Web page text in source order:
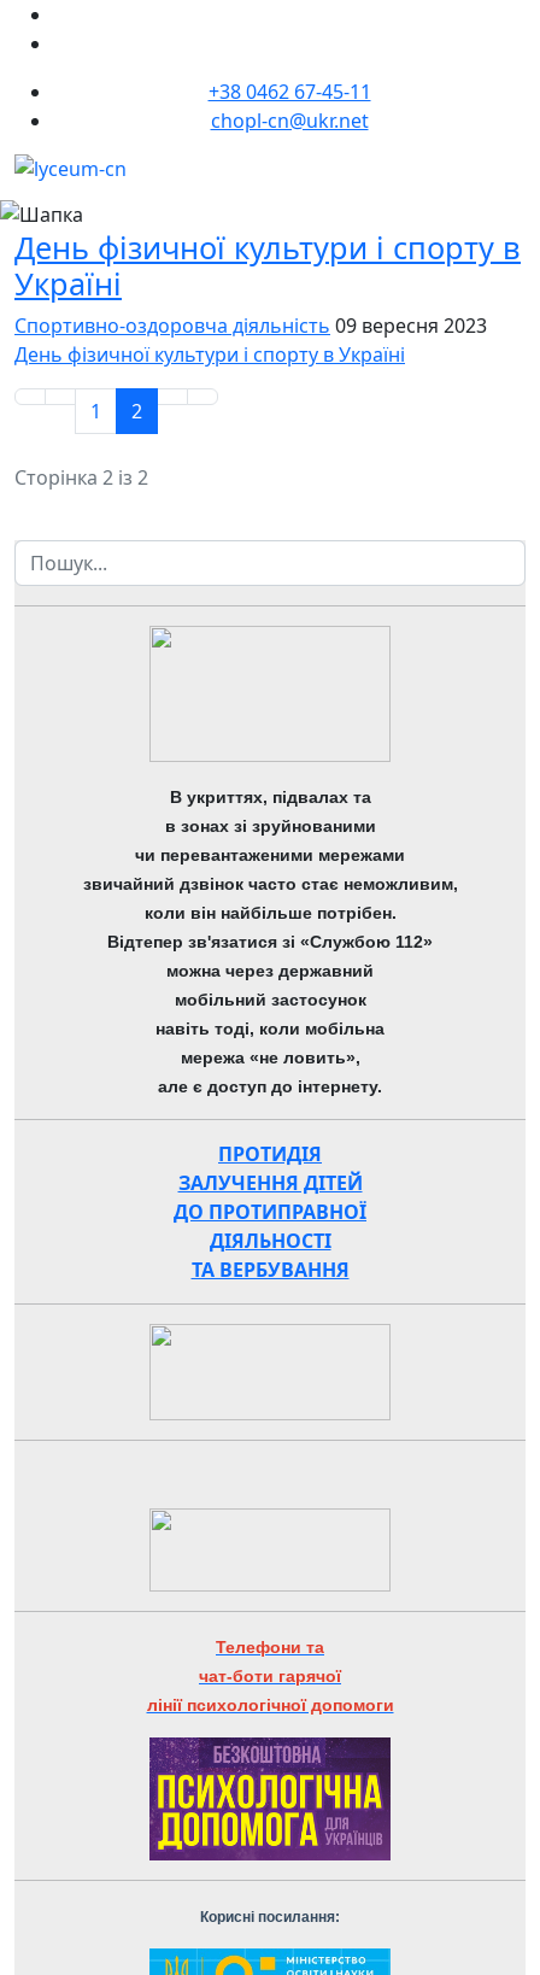
+38 0462 67-45-11
chopl-cn@ukr.net
День фізичної культури і спорту в
Україні
Спортивно-оздоровча діяльність 09 вересня 2023
День фізичної культури і спорту в Україні
1 2
Сторінка 2 із 2
Пошук
В укриттях, підвалах та
в зонах зі зруйнованими
чи перевантаженими мережами
звичайний дзвінок часто стає неможливим,
коли він найбільше потрібен.
Відтепер зв'язатися зі «Службою 112»
можна через державний
мобільний застосунок
навіть тоді, коли мобільна
мережа «не ловить»,
але є доступ до інтернету.
ПРОТИДІЯ
ЗАЛУЧЕННЯ ДІТЕЙ
ДО ПРОТИПРАВНОЇ
ДІЯЛЬНОСТІ
ТА ВЕРБУВАННЯ
Телефони та
чат-боти гарячої
лінії психологічної допомоги
Корисні посилання: